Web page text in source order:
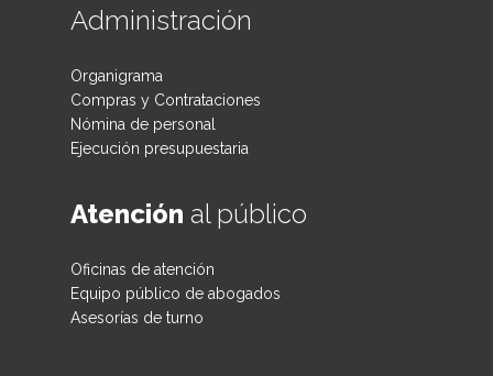
Administración
Organigrama
Compras y Contrataciones
Nómina de personal
Ejecución presupuestaria
Atención al público
Oficinas de atención
Equipo público de abogados
Asesorías de turno